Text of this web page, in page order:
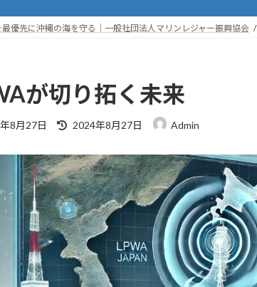
最優先に沖縄の海を守る｜一般社団法人マリンレジャー振興協会
が切り拓く未来
8月27日 2024年8月27日 Admin